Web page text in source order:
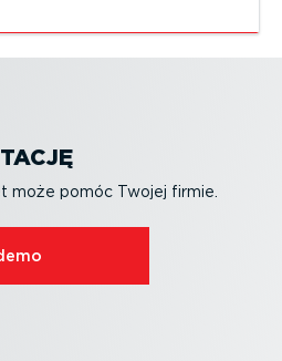
może pomóc Twojej firmie.